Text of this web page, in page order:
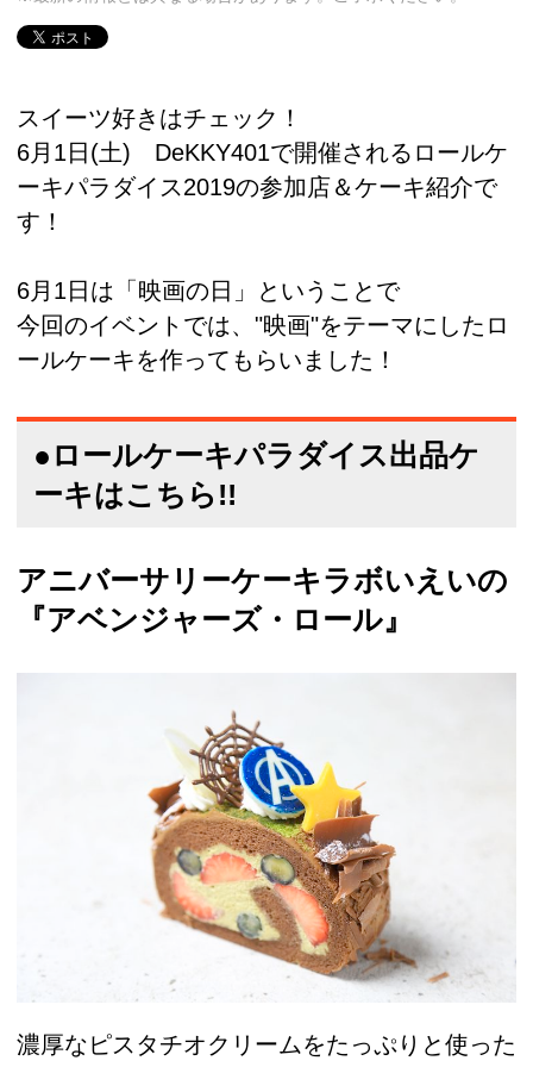
スイーツ好きはチェック！
6月1日(土) DeKKY401で開催されるロールケ
ーキパラダイス2019の参加店＆ケーキ紹介で
す！
6月1日は「映画の日」ということで
今回のイベントでは、"映画"をテーマにしたロ
ールケーキを作ってもらいました！
●ロールケーキパラダイス出品ケ
ーキはこちら!!
アニバーサリーケーキラボいえいの
『アベンジャーズ・ロール』
濃厚なピスタチオクリームをたっぷりと使った